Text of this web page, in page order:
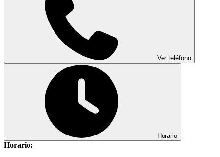
Ver teléfono
Horario
Horario: